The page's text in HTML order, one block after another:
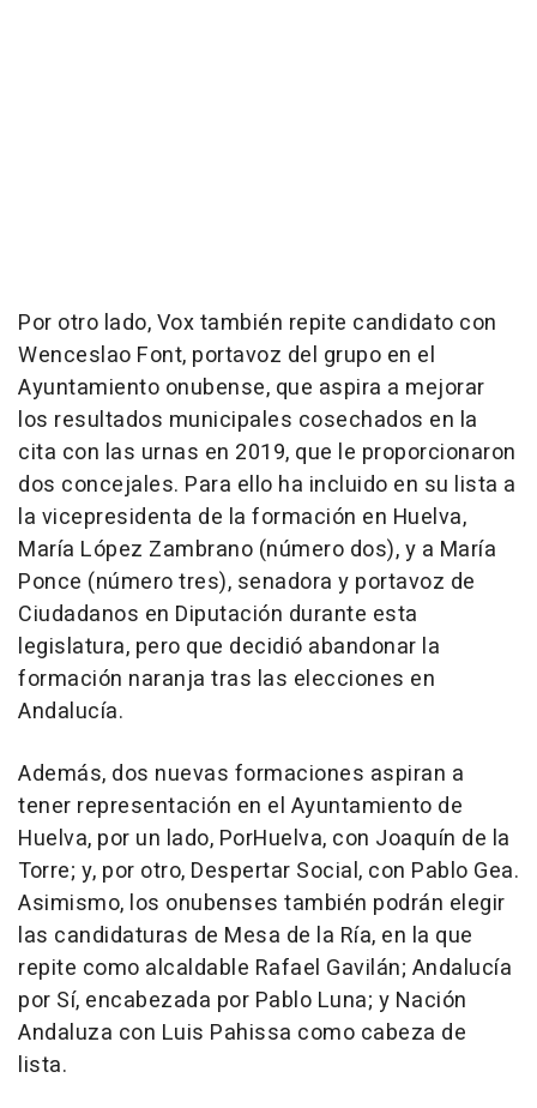
Por otro lado, Vox también repite candidato con
Wenceslao Font, portavoz del grupo en el
Ayuntamiento onubense, que aspira a mejorar
los resultados municipales cosechados en la
cita con las urnas en 2019, que le proporcionaron
dos concejales. Para ello ha incluido en su lista a
la vicepresidenta de la formación en Huelva,
María López Zambrano (número dos), y a María
Ponce (número tres), senadora y portavoz de
Ciudadanos en Diputación durante esta
legislatura, pero que decidió abandonar la
formación naranja tras las elecciones en
Andalucía.
Además, dos nuevas formaciones aspiran a
tener representación en el Ayuntamiento de
Huelva, por un lado, PorHuelva, con Joaquín de la
Torre; y, por otro, Despertar Social, con Pablo Gea.
Asimismo, los onubenses también podrán elegir
las candidaturas de Mesa de la Ría, en la que
repite como alcaldable Rafael Gavilán; Andalucía
por Sí, encabezada por Pablo Luna; y Nación
Andaluza con Luis Pahissa como cabeza de
lista.